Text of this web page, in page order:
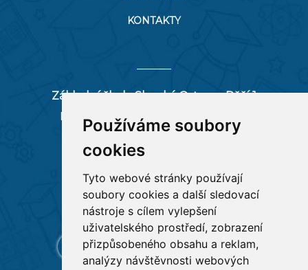
Používáme soubory
cookies
Tyto webové stránky používají
soubory cookies a další sledovací
nástroje s cílem vylepšení
uživatelského prostředí, zobrazení
přizpůsobeného obsahu a reklam,
analýzy návštěvnosti webových
KONTAKTY
Základní škola Slezská Ostrava, Pěší 1
Pěší 66/1, 712 00 Ostrava-Muglinov
tel:596 244 880
RYCHLÉ ODKAZY